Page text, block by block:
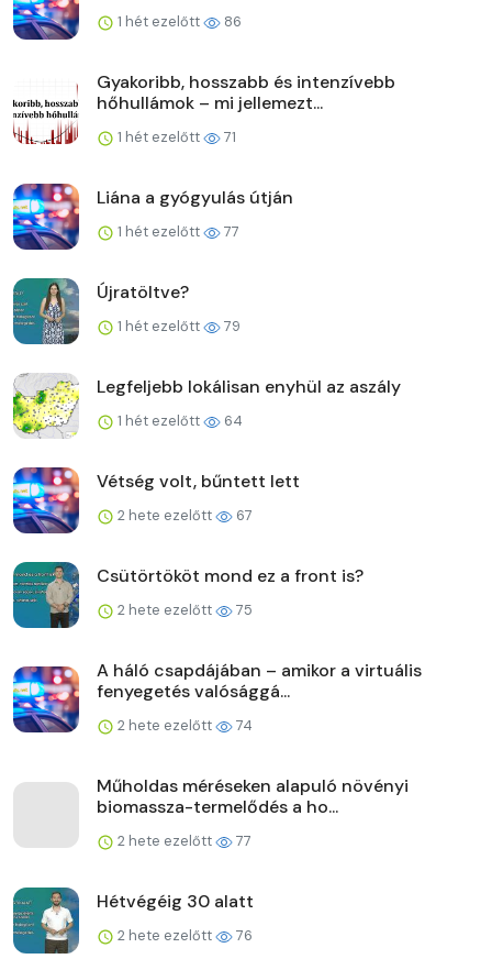
1 hét ezelőtt 86
Gyakoribb, hosszabb és intenzívebb
hőhullámok – mi jellemezt...
1 hét ezelőtt 71
Liána a gyógyulás útján
1 hét ezelőtt 77
Újratöltve?
1 hét ezelőtt 79
Legfeljebb lokálisan enyhül az aszály
1 hét ezelőtt 64
Vétség volt, bűntett lett
2 hete ezelőtt 67
Csütörtököt mond ez a front is?
2 hete ezelőtt 75
A háló csapdájában – amikor a virtuális
fenyegetés valósággá...
2 hete ezelőtt 74
Műholdas méréseken alapuló növényi
biomassza-termelődés a ho...
2 hete ezelőtt 77
Hétvégéig 30 alatt
2 hete ezelőtt 76